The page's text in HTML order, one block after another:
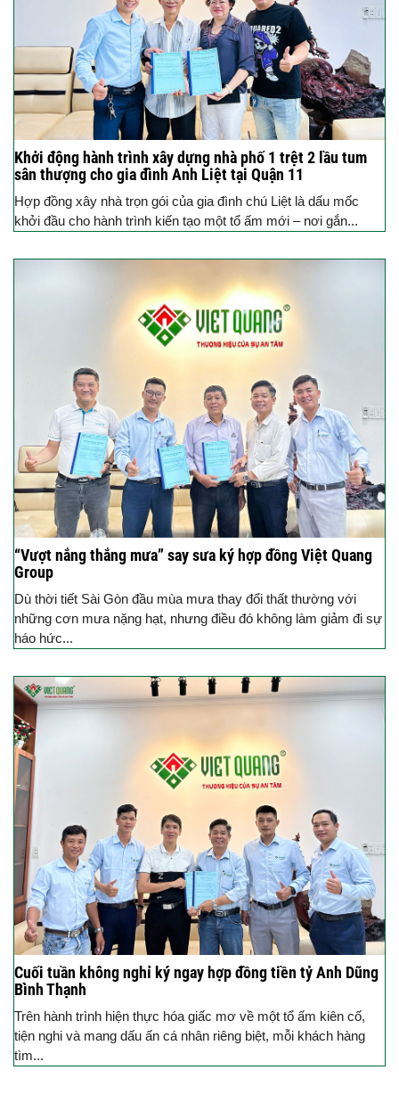
Khởi động hành trình xây dựng nhà phố 1 trệt 2 lầu tum
sân thượng cho gia đình Anh Liệt tại Quận 11
Hợp đồng xây nhà trọn gói của gia đình chú Liệt là dấu mốc
khởi đầu cho hành trình kiến tạo một tổ ấm mới – nơi gắn...
“Vượt nắng thắng mưa” say sưa ký hợp đồng Việt Quang
Group
Dù thời tiết Sài Gòn đầu mùa mưa thay đổi thất thường với
những cơn mưa nặng hạt, nhưng điều đó không làm giảm đi sự
háo hức...
Cuối tuần không nghỉ ký ngay hợp đồng tiền tỷ Anh Dũng
Bình Thạnh
Trên hành trình hiện thực hóa giấc mơ về một tổ ấm kiên cố,
tiện nghi và mang dấu ấn cá nhân riêng biệt, mỗi khách hàng
tìm...